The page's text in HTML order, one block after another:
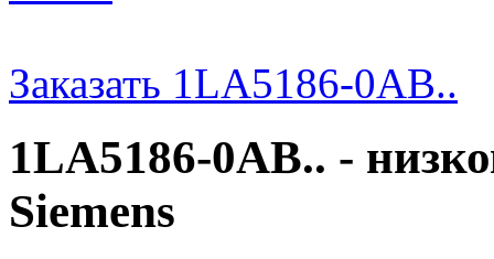
Заказать 1LA5186-0AB..
1LA5186-0AB.. -
Siemens